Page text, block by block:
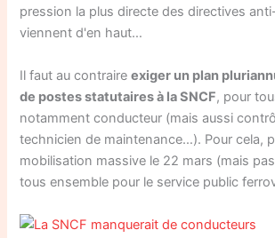
pression la plus directe des directives
viennent d'en haut…
Il faut au contraireexiger un plan
de postes statutaires à la SNCF, pour
notamment conducteur (mais aussi
technicien de maintenance…). Pour cela,
mobilisation massive le 22 mars (mais
tous ensemble pour le service public